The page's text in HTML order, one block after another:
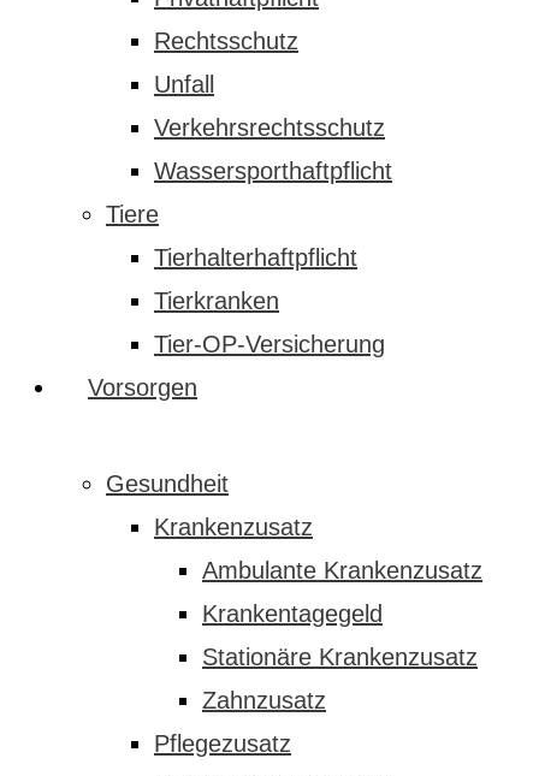
Rechtsschutz
Unfall
Verkehrsrechtsschutz
Wassersporthaftpflicht
Tiere
Tierhalterhaftpflicht
Tierkranken
Tier-OP-Versicherung
Vorsorgen
Gesundheit
Krankenzusatz
Ambulante Krankenzusatz
Krankentagegeld
Stationäre Krankenzusatz
Zahnzusatz
Pflegezusatz